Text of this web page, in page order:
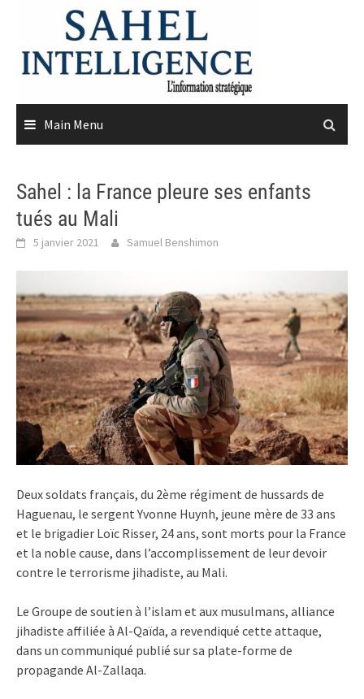
content
Main Menu
Sahel : la France pleure ses enfants
tués au Mali
5 janvier 2021 Samuel Benshimon
Deux soldats français, du 2ème régiment de hussards de
Haguenau, le sergent Yvonne Huynh, jeune mère de 33 ans
et le brigadier Loïc Risser, 24 ans, sont morts pour la France
et la noble cause, dans l’accomplissement de leur devoir
contre le terrorisme jihadiste, au Mali.
Le Groupe de soutien à l’islam et aux musulmans, alliance
jihadiste affiliée à Al-Qaïda, a revendiqué cette attaque,
dans un communiqué publié sur sa plate-forme de
propagande Al-Zallaqa.